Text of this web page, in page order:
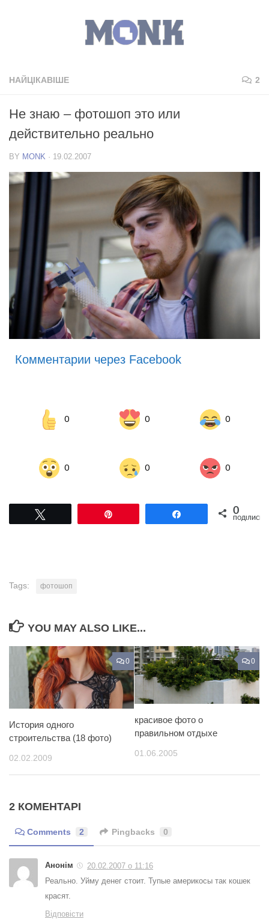
НАЙЦІКАВІШЕ 2
Не знаю – фотошоп это или
действительно реально
BY MONK · 19.02.2007
Комментарии через Facebook
0 0 0
0 0 0
Поділитися0
ПОДІЛИСЬ
Tags: фотошоп
YOU MAY ALSO LIKE...
0
История одного
строительства (18 фото)
02.02.2009
0
красивое фото о
правильном отдыхе
01.06.2005
2 КОМЕНТАРІ
Comments 2 Pingbacks 0
Анонім
20.02.2007 о 11:16
Реально. Уйму денег стоит. Тупые америкосы так кошек
красят.
Відповісти